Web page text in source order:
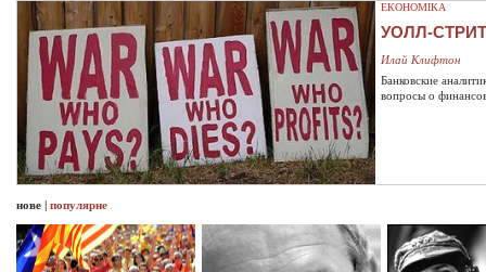
ЕКОНОМІКА
УОЛЛ-
Илай Клифтон
Банковские
вопросы о
нове | популярне